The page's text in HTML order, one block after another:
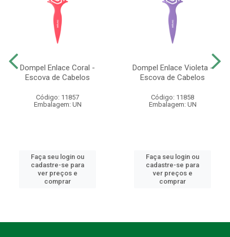
Dompel Enlace Coral -
Escova de Cabelos
Código: 11857
Embalagem: UN
Faça seu login ou
cadastre-se para
ver preços e
comprar
Dompel Enlace Violeta -
Escova de Cabelos
Código: 11858
Embalagem: UN
Faça seu login ou
cadastre-se para
ver preços e
comprar